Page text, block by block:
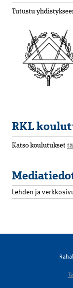
Tutustu
RKL
Katso koulutukset
Lehden ja